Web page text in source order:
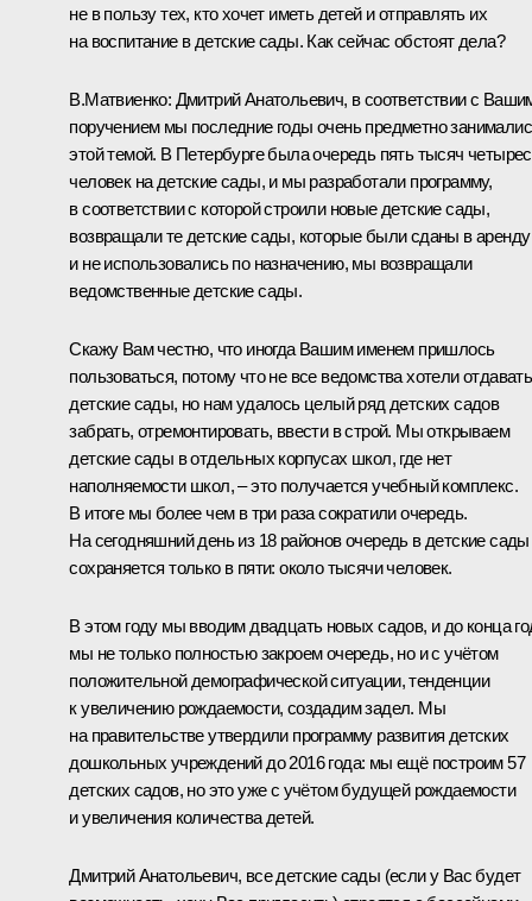
не в пользу тех, кто хочет иметь детей и отправлять их
на воспитание в детские сады. Как сейчас обстоят дела?
В.Матвиенко: Дмитрий Анатольевич, в соответствии с
поручением мы последние годы очень предметно
этой темой. В Петербурге была очередь пять тысяч
человек на детские сады, и мы разработали программу,
в соответствии с которой строили новые детские сады,
возвращали те детские сады, которые были сданы в аренду
и не использовались по назначению, мы возвращали
ведомственные детские сады.
Скажу Вам честно, что иногда Вашим именем пришлось
пользоваться, потому что не все ведомства хотели отдавать
детские сады, но нам удалось целый ряд детских садов
забрать, отремонтировать, ввести в строй. Мы открываем
детские сады в отдельных корпусах школ, где нет
наполняемости школ, – это получается учебный комплекс.
В итоге мы более чем в три раза сократили очередь.
На сегодняшний день из 18 районов очередь в детские сады
сохраняется только в пяти: около тысячи человек.
В этом году мы вводим двадцать новых садов, и до конца
мы не только полностью закроем очередь, но и с учётом
положительной демографической ситуации, тенденции
к увеличению рождаемости, создадим задел. Мы
на правительстве утвердили программу развития детских
дошкольных учреждений до 2016 года: мы ещё построим 57
детских садов, но это уже с учётом будущей рождаемости
и увеличения количества детей.
Дмитрий Анатольевич, все детские сады (если у Вас будет